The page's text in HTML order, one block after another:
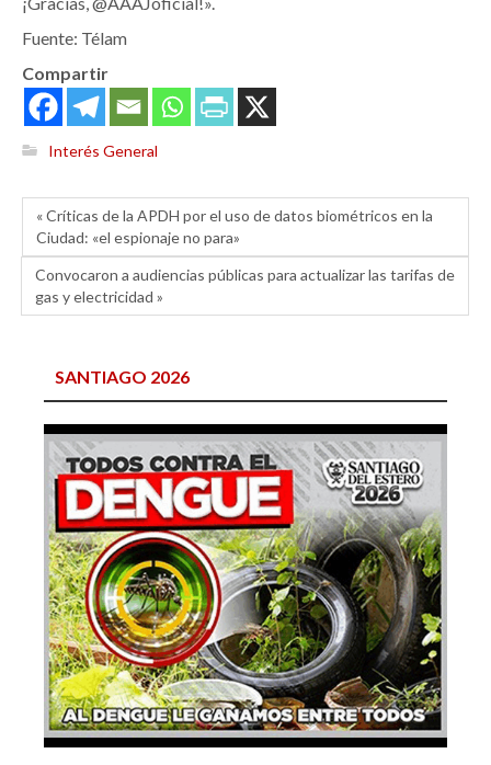
Fuente: Télam
Compartir
Interés General
« Críticas de la APDH por el uso de datos biométricos en la
Ciudad: «el espionaje no para»
Convocaron a audiencias públicas para actualizar las tarifas de
gas y electricidad »
SANTIAGO 2026